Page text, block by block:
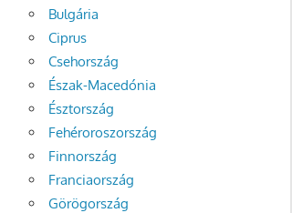
Bulgária
Ciprus
Csehország
Észak-Macedónia
Észtország
Fehéroroszország
Finnország
Franciaország
Görögország